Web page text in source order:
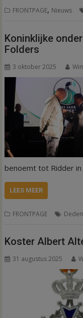
FRONTPAGE, Nieuws
Koninklijke
Folders
3 oktober 2025
benoemt tot Ridder
LEES MEER
FRONTPAGE
Koster Albert
31 augustus 2025